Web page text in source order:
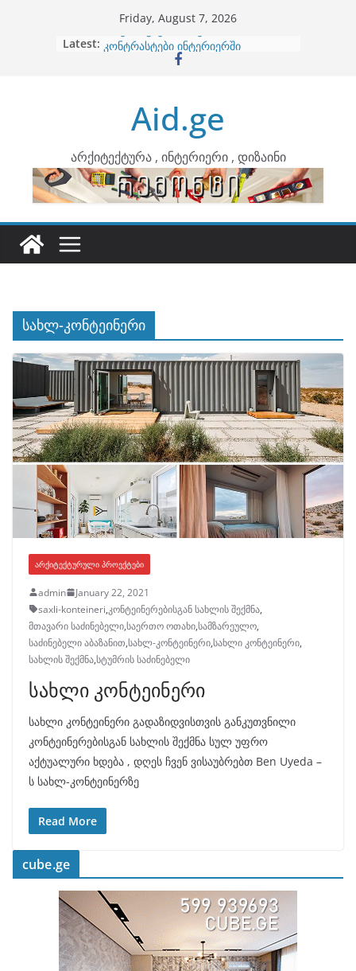
Friday, August 7, 2026
Latest: ბინების გაერთიანება
კონტრასტები ინტერიერში
ინტერიერის დიზიანი
არტემიდი წარმოგიდგენთ
Aid.ge
არქიტექტურა , ინტერიერი , დიზაინი
სახლ-კონტეინერი
ᲐᲠᲥᲘᲢᲔᲥᲢᲣᲠᲣᲚᲘ ᲞᲠᲝᲔᲥᲢᲔᲑᲘ
admin
January 22, 2021
saxli-konteineri,კონტეინერებისგან სახლის შექმნა,
მთავარი საძინებელი,საერთო ოთახი,სამზარეულო,
საძინებელი აბაზანით,სახლ-კონტეინერი,სახლი კონტეინერი,
სახლის შექმნა,სტუმრის საძინებელი
სახლი კონტეინერი
სახლი კონტეინერი გადაზიდვისთვის განკუთვნილი
კონტეინერებისგან სახლის შექმნა სულ უფრო
აქტუალური ხდება , დღეს ჩვენ ვისაუბრებთ Ben Uyeda –
ს სახლ-კონტეინერზე
Read More
cube.ge